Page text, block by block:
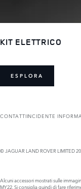
KIT ELETTRICO
ESPLORA
CONTATTIINCIDENTE
© JAGUAR LAND ROVER LIMITED
Alcuni accessori mostrati sulle
MY22. Si consiglia quindi di fare